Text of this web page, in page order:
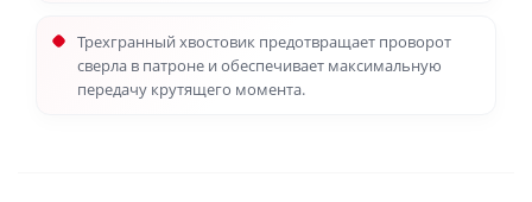
Трехгранный хвостовик предотвращает проворот
сверла в патроне и обеспечивает максимальную
передачу крутящего момента.